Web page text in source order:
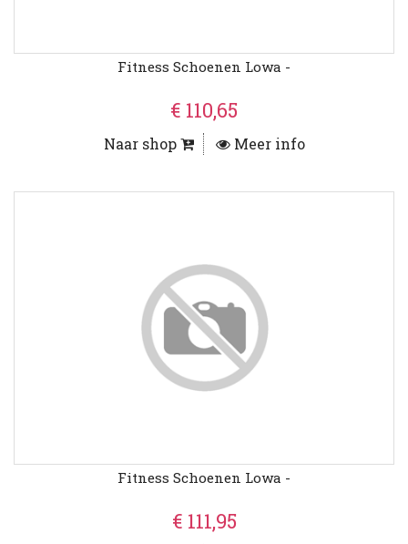
Fitness Schoenen Lowa -
€ 110,65
Naar shop Meer info
Fitness Schoenen Lowa -
€ 111,95